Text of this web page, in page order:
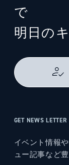
で
明日の
GET NEWS LETTER
イベント情報
ュー記事など